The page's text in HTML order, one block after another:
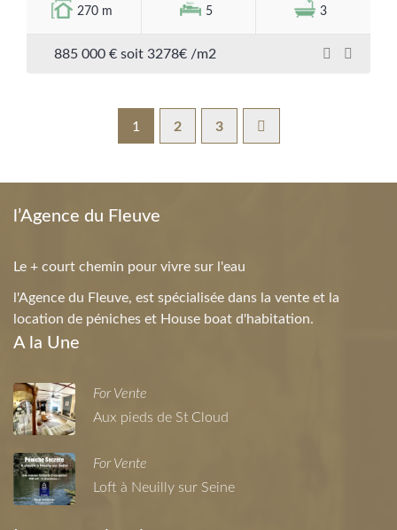
270 m 5 3
885 000 € soit 3278€ /m2
1 2 3
l’Agence du Fleuve
Le + court chemin pour vivre sur l'eau
l'Agence du Fleuve, est spécialisée dans la vente et la
location de péniches et House boat d'habitation.
A la Une
For Vente
Aux pieds de St Cloud
For Vente
Loft à Neuilly sur Seine